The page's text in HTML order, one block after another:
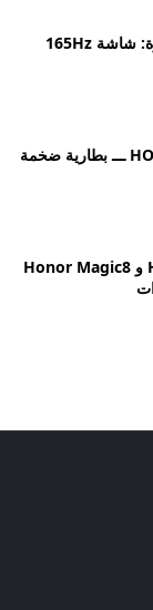
هاتف REDMI K90 Max قادم بقوة: شاشة 165Hz
سعر ومواصفات هاتف HONOR X9d ـــ بطارية ضخمة
مراجعة شاملة لـ Honor Magic8 و Honor Magic8